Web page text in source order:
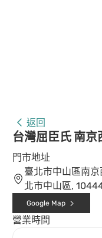
返回
台灣屈臣氏 南京
門市地址
臺北市中山區南
北市中山區,
Google Map
營業時間